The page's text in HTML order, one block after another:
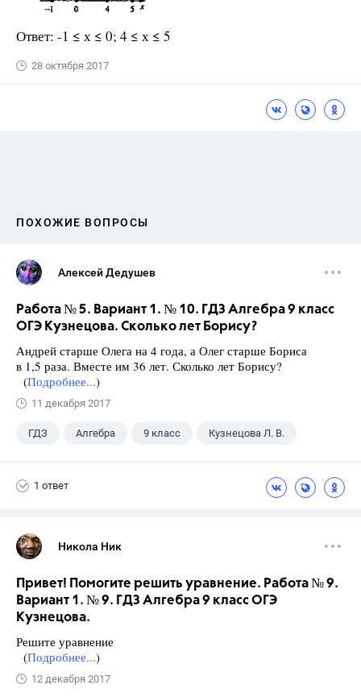
Ответ: -1 ≤ х ≤ 0; 4 ≤ х ≤ 5
28 октября 2017
ПОХОЖИЕ ВОПРОСЫ
Алексей Дедушев
Работа № 5. Вариант 1. № 10. ГДЗ Алгебра 9 класс
ОГЭ Кузнецова. Сколько лет Борису?
Андрей старше Олега на 4 года, а Олег старше Бориса
в 1,5 раза. Вместе им 36 лет. Сколько лет Борису?
(Подробнее...)
11 декабря 2017
ГДЗ Алгебра 9 класс Кузнецова Л. В.
1 ответ
Никола Ник
Привет! Помогите решить уравнение. Работа № 9.
Вариант 1. № 9. ГДЗ Алгебра 9 класс ОГЭ
Кузнецова.
Решите уравнение
(Подробнее...)
12 декабря 2017